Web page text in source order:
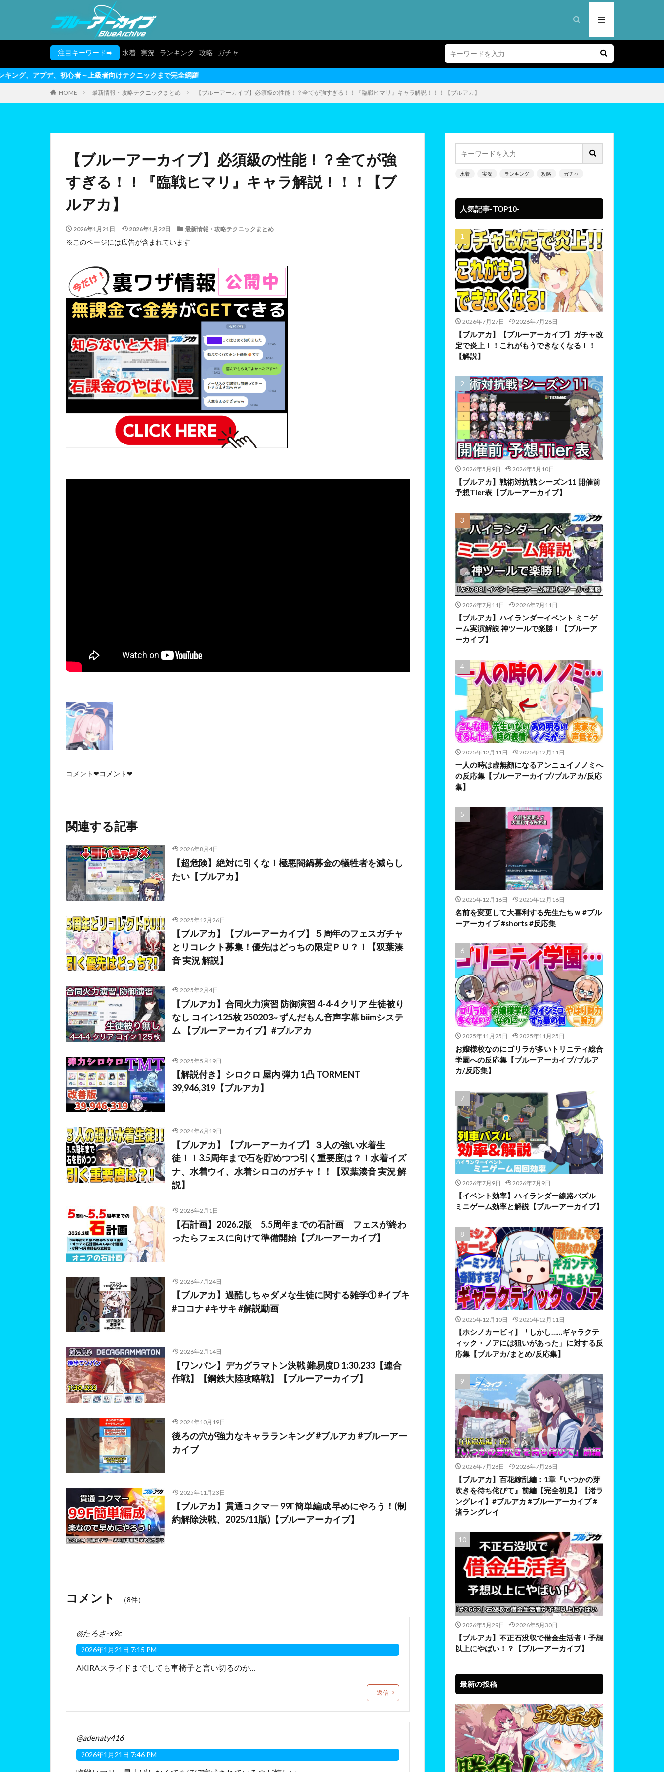
注目キーワード➡ 水着 実況 ランキング 攻略 ガチャ
～上級者向けテクニックまで完全網羅
HOME 最新情報・攻略テクニックまとめ 【ブルーアーカイブ】必須級の性能！？全てが強すぎる！！『臨戦ヒマリ』キャラ解説！！！【ブルアカ】
【ブルーアーカイブ】必須級の性能！？全てが強
すぎる！！『臨戦ヒマリ』キャラ解説！！！【ブ
ルアカ】
2026年1月21日 2026年1月22日 最新情報・攻略テクニックまとめ
※このページには広告が含まれています
コメント❤コメント❤
関連する記事
2026年8月4日
【超危険】絶対に引くな！極悪闇鍋募金の犠牲者を減らし
たい【ブルアカ】
2025年12月26日
【ブルアカ】【ブルーアーカイブ】５周年のフェスガチャ
とリコレクト募集！優先はどっちの限定ＰＵ？！【双葉湊
音 実況 解説】
2025年2月4日
【ブルアカ】合同火力演習 防御演習 4-4-4 クリア 生徒被り
なし コイン125枚 250203~ ずんだもん音声字幕 biimシステ
ム 【ブルーアーカイブ】#ブルアカ
2025年5月19日
【解説付き】シロクロ 屋内 弾力 1凸 TORMENT
39,946,319【ブルアカ】
2024年6月19日
【ブルアカ】【ブルーアーカイブ】３人の強い水着生
徒！！3.5周年まで石を貯めつつ引く重要度は？！水着イズ
ナ、水着ウイ、水着シロコのガチャ！！【双葉湊音 実況 解
説】
2026年2月1日
【石計画】2026.2版 5.5周年までの石計画 フェスが終わ
ったらフェスに向けて準備開始【ブルーアーカイブ】
2026年7月24日
【ブルアカ】過酷しちゃダメな生徒に関する雑学① #イブキ
#ココナ #キサキ #解説動画
2026年2月14日
【ワンパン】デカグラマトン決戦 難易度D 1:30.233【連合
作戦】【鋼鉄大陸攻略戦】【ブルーアーカイブ】
2024年10月19日
後ろの穴が強力なキャラランキング #ブルアカ #ブルーアー
カイブ
2025年11月23日
【ブルアカ】貫通コクマー 99F簡単編成 早めにやろう！(制
約解除決戦、2025/11版)【ブルーアーカイブ】
コメント （8件）
@たろさ-x9c
2026年1月21日 7:15 PM
AKIRAスライドまでしても車椅子と言い切るのか…
返信
@adenaty416
2026年1月21日 7:46 PM
水着 実況 ランキング 攻略 ガチャ
人気記事-TOP10-
2026年7月27日 2026年7月28日
【ブルアカ】【ブルーアーカイブ】ガチャ改
定で炎上！！これがもうできなくなる！！
【解説】
2026年5月9日 2026年5月10日
【ブルアカ】戦術対抗戦 シーズン11 開催前
予想Tier表【ブルーアーカイブ】
2026年7月11日 2026年7月11日
【ブルアカ】ハイランダーイベント ミニゲ
ーム実演解説 神ツールで楽勝！【ブルーア
ーカイブ】
2025年12月11日 2025年12月11日
一人の時は虚無顔になるアンニュイノノミへ
の反応集【ブルーアーカイブ/ブルアカ/反応
集】
2025年12月16日 2025年12月16日
名前を変更して大喜利する先生たちｗ #ブル
ーアーカイブ #shorts #反応集
2025年11月25日 2025年11月25日
お嬢様校なのにゴリラが多いトリニティ総合
学園への反応集【ブルーアーカイブ/ブルア
カ/反応集】
2026年7月9日 2026年7月9日
【イベント効率】ハイランダー線路パズル
ミニゲーム効率と解説【ブルーアーカイブ】
2025年12月10日 2025年12月11日
【ホシノカービィ】「しかし……ギャラクテ
ィック・ノアには狙いがあった」に対する反
応集【ブルアカ/まとめ/反応集】
2026年7月26日 2026年7月26日
【ブルアカ】百花繚乱編：1章『いつかの芽
吹きを待ち侘びて』前編【完全初見】【渚ラ
ングレイ】#ブルアカ #ブルーアーカイブ #
渚ラングレイ
2026年5月29日 2026年5月30日
【ブルアカ】不正石没収で借金生活者！予想
以上にやばい！？【ブルーアーカイブ】
最新の投稿